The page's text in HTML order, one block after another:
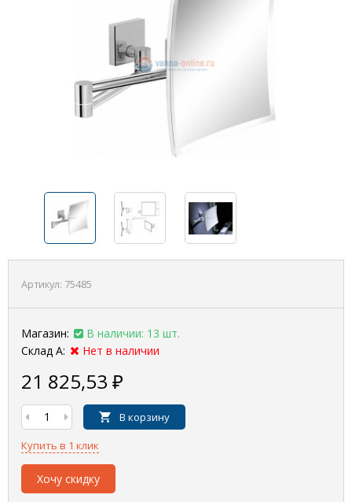
Артикул: 75485
Магазин:
В наличии: 13 шт.
Склад А:
Нет в наличии
21 825,53 ₽
В корзину
Купить в 1 клик
Хочу скидку